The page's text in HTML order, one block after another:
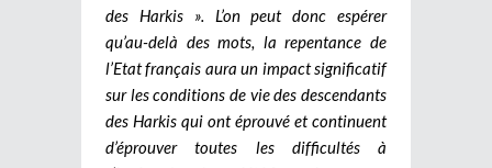
des Harkis ». L’on peut donc espérer
qu’au-delà des mots, la repentance de
l’Etat français aura un impact significatif
sur les conditions de vie des descendants
des Harkis qui ont éprouvé et continuent
d’éprouver toutes les difficultés à